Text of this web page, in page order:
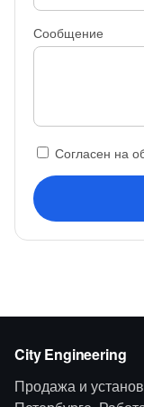
Сообщение
Согласен на
City Engineering
Продажа и